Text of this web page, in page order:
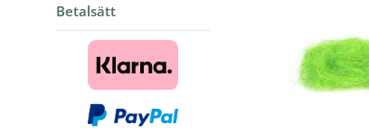
Betalsätt